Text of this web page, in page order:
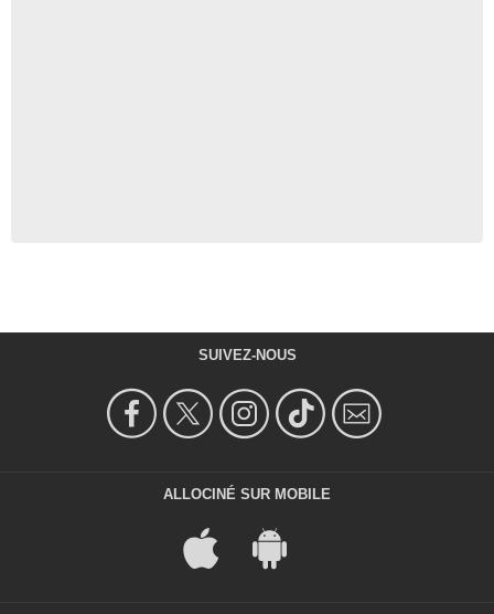
SUIVEZ-NOUS
ALLOCINÉ SUR MOBILE